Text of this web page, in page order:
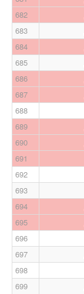
682
683
684
685
686
687
688
689
690
691
692
693
694
695
696
697
698
699